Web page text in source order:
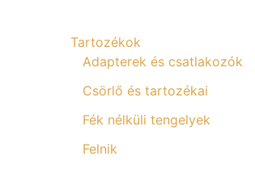
Tartozékok
Adapterek és csatlakozók
Csörlő és tartozékai
Fék nélküli tengelyek
Felnik